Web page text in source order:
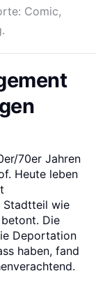
Comic,
.
70er Jahren
Heute leben
Stadtteil wie
Die
Deportation
haben, fand